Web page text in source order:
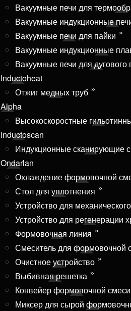
Вакуумные печи для
Вакуумные индукционные
Вакуумные печи для пайки
Вакуумные индукционные
Вакуумные печи для дугового
Inductoheat
Отжиг медных труб
Alpha
Высокоскоростные
Inductoscan
Индукционные сканирующие
Ondarlan
Охлаждение формовочной
Стол для уплотнения
Устройство для
Устройство для регенерации
Формовочная линия
Смеситель для формовочной
Очистное устройство
Выбивная решетка
Конвейер формовочной смеси
Миксер для сырой